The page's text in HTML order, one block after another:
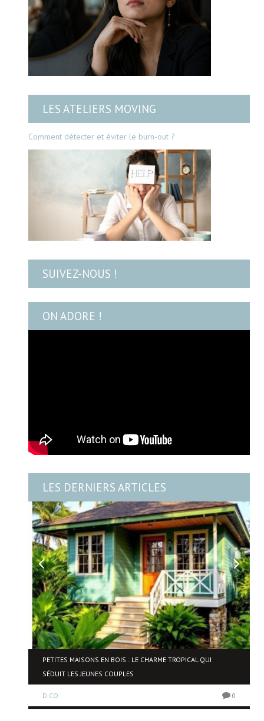
LES ATELIERS MOVING
Comment détecter et éviter le burn-out ?
SUIVEZ-NOUS !
ON ADORE !
LES DERNIERS ARTICLES
PETITES MAISONS EN BOIS : LE CHARME TROPICAL QUI
SÉDUIT LES JEUNES COUPLES
D.CO 0